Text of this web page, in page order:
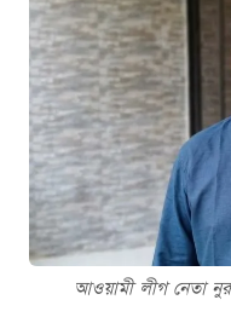
আওয়ামী লীগ নেতা